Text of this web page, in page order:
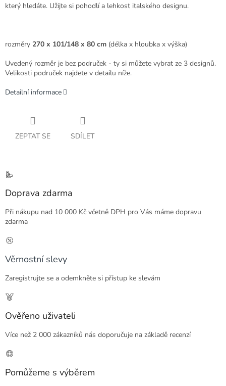
který hledáte. Užijte si pohodlí a lehkost italského designu.
rozměry 270 x 101/148 x 80 cm (délka x hloubka x výška)
Uvedený rozměr je bez područek - ty si můžete vybrat ze 3 designů.
Velikosti područek najdete v detailu níže.
Detailní informace
ZEPTAT SE SDÍLET
Doprava zdarma
Při nákupu nad 10 000 Kč včetně DPH pro Vás máme dopravu
zdarma
Věrnostní slevy
Zaregistrujte se a odemkněte si přístup ke slevám
Ověřeno uživateli
Více než 2 000 zákazníků nás doporučuje na základě recenzí
Pomůžeme s výběrem